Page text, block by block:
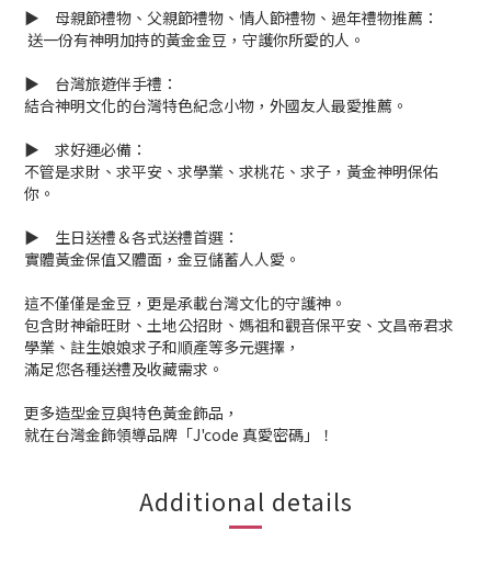
▶ 母親節禮物、父親節禮物、情人節禮物、過年禮物推薦：
送一份有神明加持的黃金金豆，守護你所愛的人。
▶ 台灣旅遊伴手禮：
結合神明文化的台灣特色紀念小物，外國友人最愛推薦。
▶ 求好運必備：
不管是求財、求平安、求學業、求桃花、求子，黃金神明保佑
你。
▶ 生日送禮＆各式送禮首選：
實體黃金保值又體面，金豆儲蓄人人愛。
這不僅僅是金豆，更是承載台灣文化的守護神。
包含財神爺旺財、土地公招財、媽祖和觀音保平安、文昌帝君求
學業、註生娘娘求子和順產等多元選擇，
滿足您各種送禮及收藏需求。
更多造型金豆與特色黃金飾品，
就在台灣金飾領導品牌「J'code 真愛密碼」！
Additional details